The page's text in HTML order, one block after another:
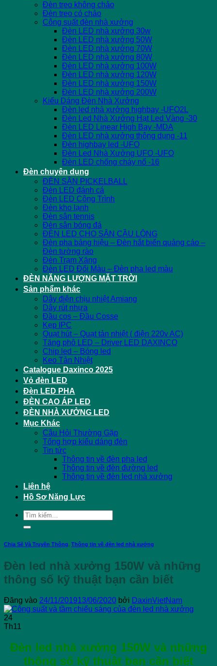
Đèn treo không chảo
Đèn treo có chảo
Công suất đèn nhà xưởng
Đèn LED nhà xưởng 30w
Đèn LED nhà xưởng 50W
Đèn LED nhà xưởng 70W
Đèn LED nhà xưởng 80W
Đèn LED nhà xưởng 100W
Đèn LED nhà xưởng 120W
Đèn LED nhà xưởng 150W
Đèn LED nhà xưởng 200W
Kiểu Dáng Đèn Nhà Xưởng
Đèn led nhà xưởng highbay -UFO2L
Đèn Led Nhà Xưởng Hạt Led Vàng -30
Đèn LED Linear High Bay -MDA
Đèn LED nhà xưởng thông dụng -11
Đèn highbay led -UFO
Đèn Led Nhà Xưởng UFO -UFO
Đèn LED chống cháy nổ -16
Đèn chuyên dụng
ĐÈN SÂN PICKELBALL
Đèn LED đánh cá
Đèn LED Công Trình
Đèn kho lạnh
Đèn sân tennis
Đèn sân bóng đá
ĐÈN LED CHO SÂN CẦU LÔNG
Đèn pha bảng hiệu – Đèn hắt biển quảng cáo –
Đèn tường rào
Đèn Trạm Xăng
Đèn LED Đổi Màu – Đèn pha led màu
ĐÈN NĂNG LƯỢNG MẶT TRỜI
Sản phẩm khác
Dây điện chịu nhiệt Amiang
Dây rút nhựa
Đầu cos – Đầu Cosse
Kẹp IPC
Quạt hút – Quạt tản nhiệt ( điện 220v AC)
Tăng phô LED – Driver LED DAXINCO
Chip led – Bóng led
Keo Tản Nhiệt
Catalogue Daxinco 2025
Vỏ đèn LED
Đèn LED PHA
ĐÈN CAO ÁP LED
ĐÈN NHÀ XƯỞNG LED
Mục Khác
Câu Hỏi Thường Gặp
Tổng hợp kiểu dáng đèn
Tin tức
Thông tin về đèn pha led
Thông tin về đèn đường led
Thông tin về đèn led nhà xưởng
Liên hệ
Hồ Sơ Năng Lực
Tìm
kiếm:
Chia Sẽ Và Truyền Thông, Thông tin về đèn led nhà xưởng
Đèn led nhà xưởng 150W và những
thông số kỹ thuật bạn cần biết
Đăng vào 24/11/201913/06/2020 bởi DaxinVietNam
24
Th11
Đèn led nhà xưởng 150W và những
thông số kỹ thuật bạn cần biết